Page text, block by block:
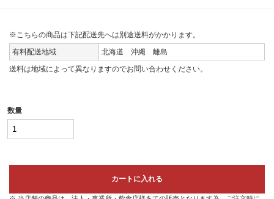
※こちらの商品は下記配送先へは別途送料がかかります。
有料配送地域
北海道 沖縄 離島
送料は地域によって異なりますのでお問い合わせください。
数量
カートに入れる